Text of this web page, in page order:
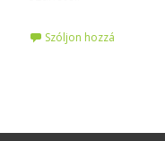
Szóljon hozzá